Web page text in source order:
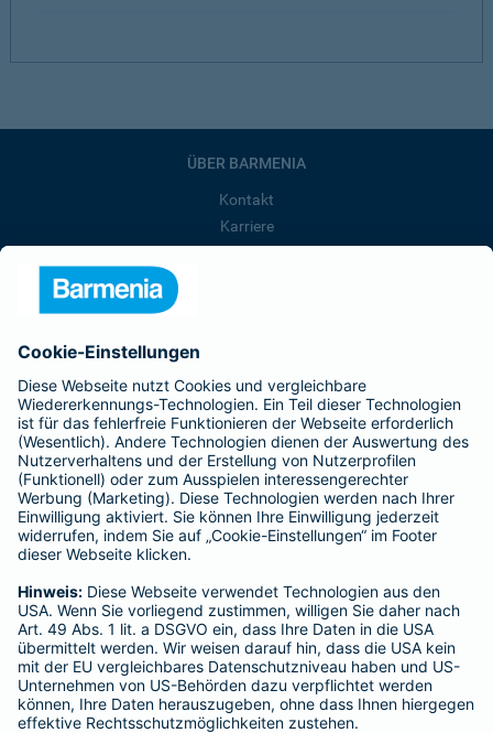
ÜBER BARMENIA
Kontakt
Karriere
Barmenia ist Teil der BarmeniaGothaer
BELIEBTE SEITEN
Kranken-Zusatzversicherung
Tierversicherungen
Haftpflichtversicherung
Hausratversicherung
Adresse ändern
Schaden melden
Kilometerstandsmeldung
Serviceübersicht